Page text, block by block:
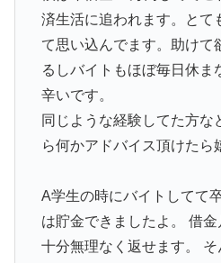
済生活に追われます。とて
て思い込んでます。助けて
るしバイトもほぼ毎日休ま
辛いです。
同じような経験してた方な
ら何かアドバイス頂けたら
A学生の時にバイトしてて
は貯金できましたよ。 借
十分無理なく返せます。